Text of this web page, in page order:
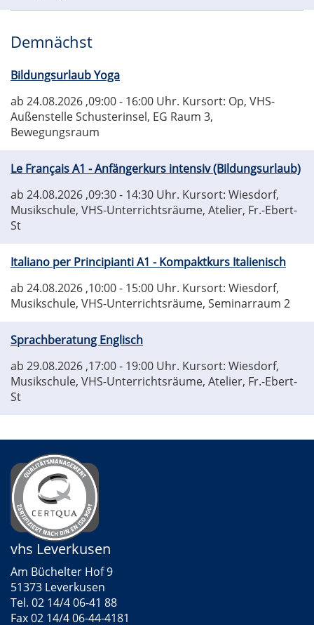
Demnächst
Bildungsurlaub Yoga
ab 24.08.2026 ,09:00 - 16:00 Uhr. Kursort: Op, VHS-
Außenstelle Schusterinsel, EG Raum 3,
Bewegungsraum
Le Français A1 - Anfängerkurs intensiv (Bildungsurlaub)
ab 24.08.2026 ,09:30 - 14:30 Uhr. Kursort: Wiesdorf,
Musikschule, VHS-Unterrichtsräume, Atelier, Fr.-Ebert-
St
Italiano per Principianti A1 - Kompaktkurs Italienisch
ab 24.08.2026 ,10:00 - 15:00 Uhr. Kursort: Wiesdorf,
Musikschule, VHS-Unterrichtsräume, Seminarraum 2
Sprachberatung Englisch
ab 29.08.2026 ,17:00 - 19:00 Uhr. Kursort: Wiesdorf,
Musikschule, VHS-Unterrichtsräume, Atelier, Fr.-Ebert-
St
vhs Leverkusen
Am Büchelter Hof 9
51373 Leverkusen
Tel. 02 14/4 06-41 88
Fax 02 14/4 06-44-4181